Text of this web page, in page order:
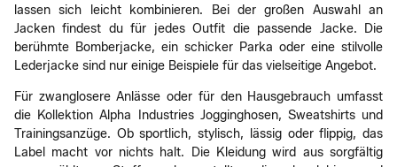
lassen sich leicht kombinieren. Bei der großen Auswahl an
Jacken findest du für jedes Outfit die passende Jacke. Die
berühmte Bomberjacke, ein schicker Parka oder eine stilvolle
Lederjacke sind nur einige Beispiele für das vielseitige Angebot.
Für zwanglosere Anlässe oder für den Hausgebrauch umfasst
die Kollektion Alpha Industries Jogginghosen, Sweatshirts und
Trainingsanzüge. Ob sportlich, stylisch, lässig oder flippig, das
Label macht vor nichts halt. Die Kleidung wird aus sorgfältig